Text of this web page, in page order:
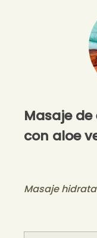
Masaje
con aloe
Masaje